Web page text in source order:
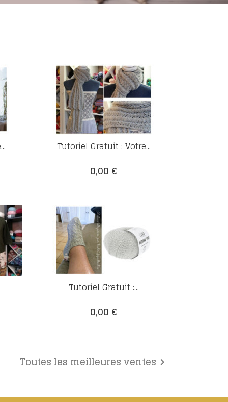
Tutoriel Gratuit : Votre...
Prix
0,00 €
Tutoriel Gratuit :...
Prix
0,00 €
Toutes les meilleures ventes 